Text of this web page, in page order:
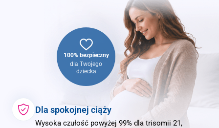
100% bezpieczny
dla Twojego
dziecka
Dla spokojnej ciąży
Wysoka czułość powyżej 99% dla trisomii 21,